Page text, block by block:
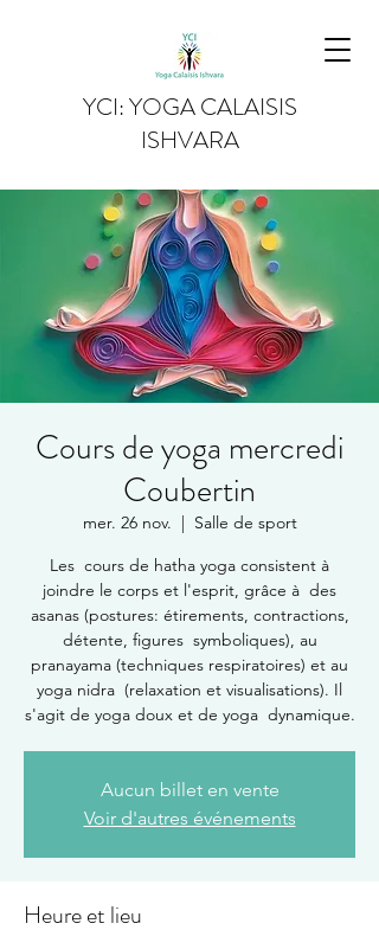
YCI: YOGA CALAISIS
ISHVARA
Cours de yoga mercredi
Coubertin
mer. 26 nov.
  |
Salle de sport
Les cours de hatha yoga consistent à
joindre le corps et l'esprit, grâce à des
asanas (postures: étirements, contractions,
détente, figures symboliques), au
pranayama (techniques respiratoires) et au
yoga nidra (relaxation et visualisations). Il
s'agit de yoga doux et de yoga dynamique.
Aucun billet en vente
Voir d'autres événements
Heure et lieu